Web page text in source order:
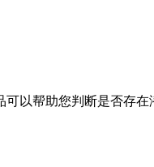
以帮助您判断是否存